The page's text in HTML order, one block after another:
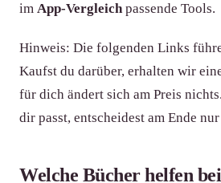
im App-Vergleichpassende Tools.
Hinweis: Die folgenden Links
Kaufst du darüber, erhalten wir
für dich ändert sich am Preis
dir passt, entscheidest am Ende
Welche Bücher helfen